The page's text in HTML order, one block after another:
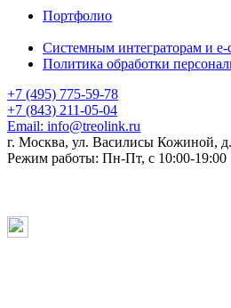
Портфолио
Системным интеграторам и e-
Политика обработки
+7 (495) 775-59-78
+7 (843) 211-05-04
Email: info@treolink.ru
г. Москва, ул. Василисы Кожиной,
Режим работы: Пн-Пт, с 10:00-19:00